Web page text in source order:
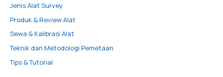
Jenis Alat Survey
Produk & Review Alat
Sewa & Kalibrasi Alat
Teknik dan Metodologi Pemetaan
Tips & Tutorial